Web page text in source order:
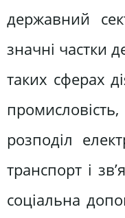
державний
значні частки
таких сферах
розподіл
транспорт і
соціальна